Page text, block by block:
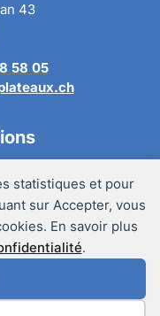
statistiques et pour
sur Accepter, vous
En savoir plus
.
43
58 05
Sàrl